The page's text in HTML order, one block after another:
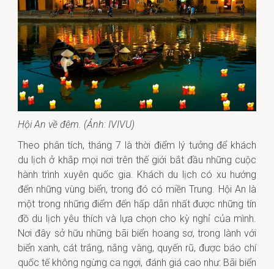
Hội An về đêm. (Ảnh: IVIVU)
Theo phân tích, tháng 7 là thời điểm lý tưởng để khách
du lịch ở khắp mọi nơi trên thế giới bắt đầu những cuộc
hành trình xuyên quốc gia. Khách du lịch có xu hướng
đến những vùng biển, trong đó có miền Trung. Hội An là
một trong những điểm đến hấp dẫn nhất được những tín
đồ du lịch yêu thích và lựa chọn cho kỳ nghỉ của mình.
Nơi đây sở hữu những bãi biển hoang sơ, trong lành với
biển xanh, cát trắng, nắng vàng, quyến rũ, được báo chí
quốc tế không ngừng ca ngợi, đánh giá cao như: Bãi biển